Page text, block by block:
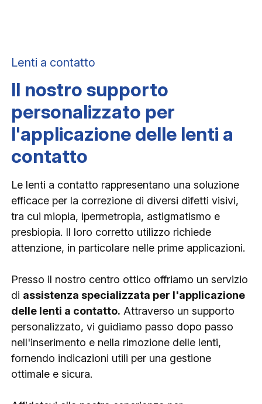
Lenti a contatto
Il nostro supporto
personalizzato per
l'applicazione delle lenti a
contatto
Le lenti a contatto rappresentano una soluzione
efficace per la correzione di diversi difetti visivi,
tra cui miopia, ipermetropia, astigmatismo e
presbiopia. Il loro corretto utilizzo richiede
attenzione, in particolare nelle prime applicazioni.
Presso il nostro centro ottico offriamo un servizio
di assistenza specializzata per l'applicazione
delle lenti a contatto. Attraverso un supporto
personalizzato, vi guidiamo passo dopo passo
nell'inserimento e nella rimozione delle lenti,
fornendo indicazioni utili per una gestione
ottimale e sicura.